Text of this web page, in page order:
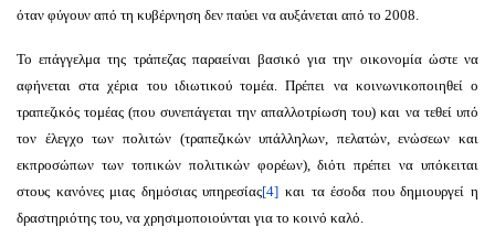
όταν φύγουν από τη κυβέρνηση δεν παύει να αυξάνεται από το 2008.
Το επάγγελμα της τράπεζας παραείναι βασικό για την οικονομία ώστε να
αφήνεται στα χέρια του ιδιωτικού τομέα. Πρέπει να κοινωνικοποιηθεί ο
τραπεζικός τομέας (που συνεπάγεται την απαλλοτρίωση του) και να τεθεί υπό
τον έλεγχο των πολιτών (τραπεζικών υπάλληλων, πελατών, ενώσεων και
εκπροσώπων των τοπικών πολιτικών φορέων), διότι πρέπει να υπόκειται
στους κανόνες μιας δημόσιας υπηρεσίας[4] και τα έσοδα που δημιουργεί η
δραστηριότης του, να χρησιμοποιούνται για το κοινό καλό.